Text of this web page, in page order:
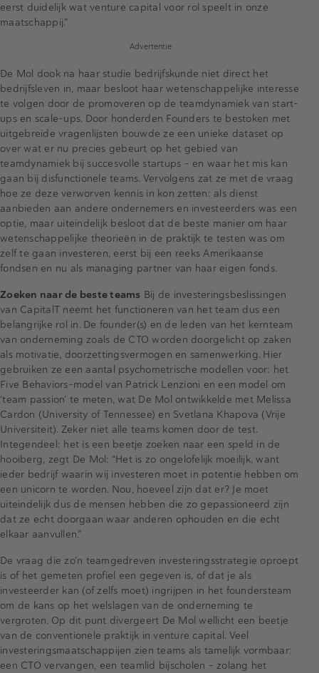
eerst duidelijk wat venture capital voor rol speelt in onze
maatschappij.”
Advertentie
De Mol dook na haar studie bedrijfskunde niet direct het
bedrijfsleven in, maar besloot haar wetenschappelijke interesse
te volgen door de promoveren op de teamdynamiek van start-
ups en scale-ups. Door honderden Founders te bestoken met
uitgebreide vragenlijsten bouwde ze een unieke dataset op
over wat er nu precies gebeurt op het gebied van
teamdynamiek bij succesvolle startups - en waar het mis kan
gaan bij disfunctionele teams. Vervolgens zat ze met de vraag
hoe ze deze verworven kennis in kon zetten: als dienst
aanbieden aan andere ondernemers en investeerders was een
optie, maar uiteindelijk besloot dat de beste manier om haar
wetenschappelijke theorieën in de praktijk te testen was om
zelf te gaan investeren, eerst bij een reeks Amerikaanse
fondsen en nu als managing partner van haar eigen fonds.
Zoeken naar de beste teams Bij de investeringsbeslissingen
van CapitalT neemt het functioneren van het team dus een
belangrijke rol in. De founder(s) en de leden van het kernteam
van onderneming zoals de CTO worden doorgelicht op zaken
als motivatie, doorzettingsvermogen en samenwerking. Hier
gebruiken ze een aantal psychometrische modellen voor: het
Five Behaviors-model van Patrick Lenzioni en een model om
‘team passion’ te meten, wat De Mol ontwikkelde met Melissa
Cardon (University of Tennessee) en Svetlana Khapova (Vrije
Universiteit). Zeker niet alle teams komen door de test.
Integendeel: het is een beetje zoeken naar een speld in de
hooiberg, zegt De Mol: “Het is zo ongelofelijk moeilijk, want
ieder bedrijf waarin wij investeren moet in potentie hebben om
een unicorn te worden. Nou, hoeveel zijn dat er? Je moet
uiteindelijk dus de mensen hebben die zo gepassioneerd zijn
dat ze echt doorgaan waar anderen ophouden en die echt
elkaar aanvullen.”
De vraag die zo’n teamgedreven investeringsstrategie oproept
is of het gemeten profiel een gegeven is, of dat je als
investeerder kan (of zelfs moet) ingrijpen in het foundersteam
om de kans op het welslagen van de onderneming te
vergroten. Op dit punt divergeert De Mol wellicht een beetje
van de conventionele praktijk in venture capital. Veel
investeringsmaatschappijen zien teams als tamelijk vormbaar:
een CTO vervangen, een teamlid bijscholen - zolang het